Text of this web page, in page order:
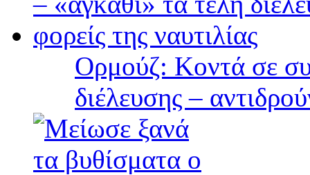
Ορμούζ: Κοντά σε
διέλευσης –